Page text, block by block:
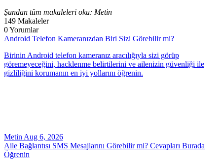
Şundan tüm makaleleri oku: Metin
149 Makaleler
0Yorumlar
Android Telefon Kameranızdan Biri Sizi Görebilir mi?
Birinin Android telefon kameranız aracılığıyla sizi görüp
göremeyeceğini, hacklenme belirtilerini ve ailenizin güvenliği ile
gizliliğini korumanın en iyi yollarını öğrenin.
Metin Aug 6, 2026
Aile Bağlantısı SMS Mesajlarını Görebilir mi? Cevapları Burada
Öğrenin